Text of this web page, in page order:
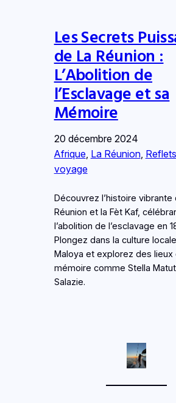
Les Secrets
de La Réunion :
L’Abolition de
l’Esclavage et sa
Mémoire
20 décembre 2024
Afrique, La Réunion,
voyage
Découvrez l’histoire vibrante
Réunion et la Fèt Kaf,
l’abolition de l’esclavage en
Plongez dans la culture
Maloya et explorez des lieux
mémoire comme Stella
Salazie.